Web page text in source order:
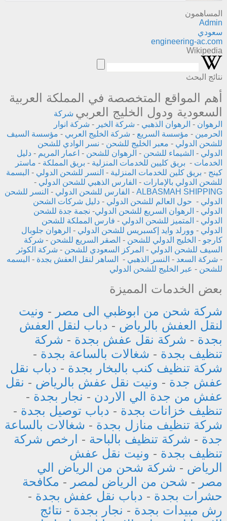
المساهمون
Admin
سعودي
engineering-ac.com
Wikipedia
نتائج البحث
أهم المواقع المتخصصة في المملكة العربية
السعودية ودول الخليج العربي شركة
الرهوان - الرهوان الذهبي - شركة الخير - شركة انوار
الحرمين - مؤسسة السريع - شركة الخليج العربي - مؤسسة السيف
للشحن الدولي - معبر الخليج للشحن - نسر الوادي للشحن
الدولي - الشيماء للشحن - الرهوان للشحن - اعمار المريم - دليل
الخدمات - بريق كليين للخدمات المنزلية - بريق المملكة - ماستر
كينج - بريق كلين للخدمات المنزلية - النسر للشحن الدولي - البسمة
للشحن الدولي بالإمارات - الفارس الذهبي للشحن الدولي -
ALBASMAH SHIPPING
- الفارس للشحن الدولي - النسر للشحن
الدولي - حول العالم للشحن الدولي - دليل شركات الشحن
الدولي - الرهوان السريع للشحن الدولي- نجمة جدة للشحن
الدولي - المتميز للشحن الدولي - فارس المملكة للشحن
الدولي - وورلد وايد إكسبريس للشحن الدولي - الرهوان جلوبال
كارجو - الخليج الدولي للشحن - الصقر السريع للشحن - شركة
السيف للشحن الدولي - المركز السعودي للشحن - شركة الكوثر
- شركة السعد - النسر الذهبي - الساهر لنقل العفش بجدة - البسمه
للشحن - عبر الخليج للشحن الدولي
بعض الخدمات المميزة
شركة شحن من ابوظبي الى مصر - ونيت
لنقل العفش بالرياض - دباب لنقل العفش
بجدة - شركة نقل عفش بجدة - شركة
تنظيف بجدة - شغالات بالساعة بجدة -
شركة تنظيف كنب بالبخار بجدة - دباب نقل
عفش جدة - ونيت نقل عفش بالرياض - نقل
عفش من جدة الي الاردن - نجار بجدة -
تنظيف خزانات بجدة - دباب توصيل بجدة -
شركة تنظيف منازل بجدة - شغالات بالساعة
جدة - شركة تنظيف بالباحة - ارخص شركة
تنظيف بجدة - ونيت نقل عفش
الرياض - شركة شحن من الرياض الي
مصر - شحن من الرياض لمصر - مكافحة
حشرات بجدة - دباب نقل عفش بجدة -
رش مبيدات بجدة - نجار بجدة - نتائج